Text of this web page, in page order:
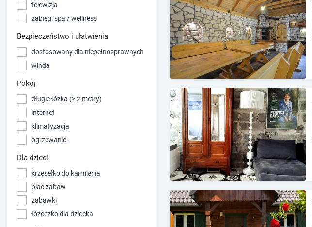
k
k
e
y
t
o
g
e
t
t
h
e
k
e
y
o
a
d
s
telewizja
zabiegi spa / wellness
Bezpieczeństwo i ułatwienia
dostosowany dla niepełnosprawnych
winda
Pokój
długie łóżka (> 2 metry)
internet
klimatyzacja
ogrzewanie
Dla dzieci
krzesełko do karmienia
plac zabaw
zabawki
łóżeczko dla dziecka